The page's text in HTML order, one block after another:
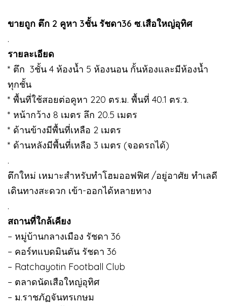
ขายถูก ตึก 2 คูหา 3ชั้น รัชดา36 ซ.เสือใหญ่อุทิศ
.
รายละเอียด
* ตึก 3ชั้น 4 ห้องน้ำ 5 ห้องนอน กั้นห้องและมีห้องน้ำ
ทุกชั้น
* พื้นที่ใช้สอยต่อคูหา 220 ตร.ม. พื้นที่ 40.1 ตร.ว.
* หน้ากว้าง 8 เมตร ลึก 20.5 เมตร
* ด้านข้างมีพื้นที่เหลือ 2 เมตร
* ด้านหลังมีพื้นที่เหลือ 3 เมตร (จอดรถได้)
.
ตึกใหม่ เหมาะสำหรับทำโฮมออฟฟิศ /อยู่อาศัย ทำเลดี
เดินทางสะดวก เข้า-ออกได้หลายทาง
.
สถานที่ใกล้เคียง
– หมู่บ้านกลางเมือง รัชดา 36
– คอร์ทแบดมินตัน รัชดา 36
– Ratchayotin Football Club
– ตลาดนัดเสือใหญ่อุทิศ
– ม.ราชภัฏจันทรเกษม